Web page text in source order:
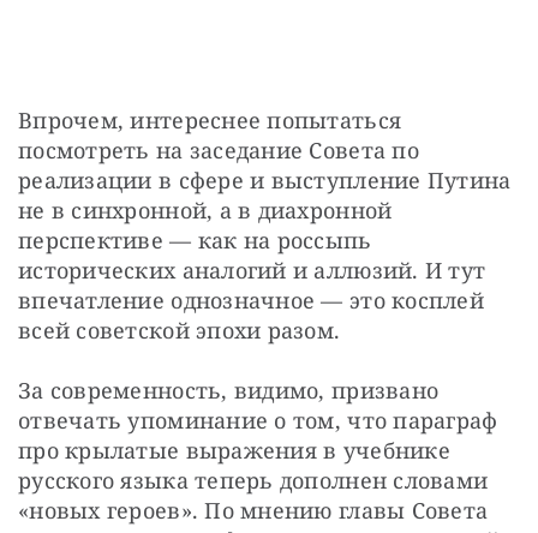
Впрочем, интереснее попытаться
посмотреть на заседание Совета по
реализации в сфере и выступление Путина
не в синхронной, а в диахронной
перспективе — как на россыпь
исторических аналогий и аллюзий. И тут
впечатление однозначное — это косплей
всей советской эпохи разом.
За современность, видимо, призвано
отвечать упоминание о том, что параграф
про крылатые выражения в учебнике
русского языка теперь дополнен словами
«новых героев». По мнению главы Совета